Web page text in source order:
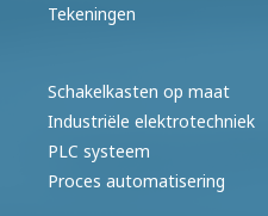
Tekeningen
Schakelkasten op maat
Industriële elektrotechniek
PLC systeem
Proces automatisering